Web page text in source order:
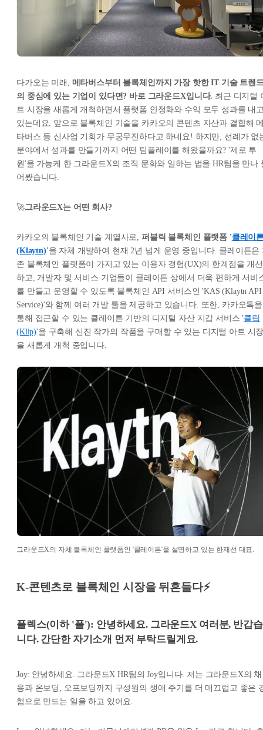
다가오는 미래, 메타버스부터 블록체인까지 가장 핫한 IT 기술 트렌
의 중심에 있는 기업이 있다면? 바로 그라운드X입니다. 최근 디지털
트 시장을 새롭게 개척하면서 플랫폼 안정화와 수익 모두 성과를 내
있는데요. 앞으로 블록체인 기술을 카카오의 콘텐츠 자산과 결합해
타버스 등 신사업 기회가 무궁무진하다고 하네요! 하지만, 선례가 없
분야에서 성과를 만들기까지 어떤 팀플레이를 해왔을까요? '제로 투
원'을 가능케 한 그라운드X의 조직 문화와 일하는 법을 HR팀을 만나
어봤습니다.
🚀그라운드X는 어떤 회사?
카카오의 블록체인 기술 계열사로, 퍼블릭 블록체인 플랫폼 '클레이
(Klaytn)'을 자체 개발하여 현재 2년 넘게 운영 중입니다. 클레이튼은
존 블록체인 플랫폼이 가지고 있는 이용자 경험(UX)의 한계점을 개선
하고, 개발자 및 서비스 기업들이 클레이튼 상에서 더욱 편하게 서비
를 만들고 운영할 수 있도록 블록체인 API 서비스인 'KAS (Klaytn API
Service)'와 함께 여러 개발 툴을 제공하고 있습니다. 또한, 카카오톡을
통해 접근할 수 있는 클레이튼 기반의 디지털 자산 지갑 서비스 '클립
(Klip)'을 구축해 신진 작가의 작품을 구매할 수 있는 디지털 아트 시
을 새롭게 개척 중입니다.
그라운드X의 자체 블록체인 플랫폼인 '클레이튼'을 설명하고 있는 한재선 대표.
K-콘텐츠로 블록체인 시장을 뒤흔들다⚡
플렉스(이하 '플'): 안녕하세요. 그라운드X 여러분, 반갑습
니다. 간단한 자기소개 먼저 부탁드릴게요.
Joy: 안녕하세요. 그라운드X HR팀의 Joy입니다. 저는 그라운드X의 채
용과 온보딩, 오프보딩까지 구성원의 생애 주기를 더 매끄럽고 좋은
험으로 만드는 일을 하고 있어요.